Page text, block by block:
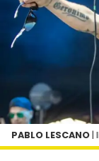
PABLO LESCANO |